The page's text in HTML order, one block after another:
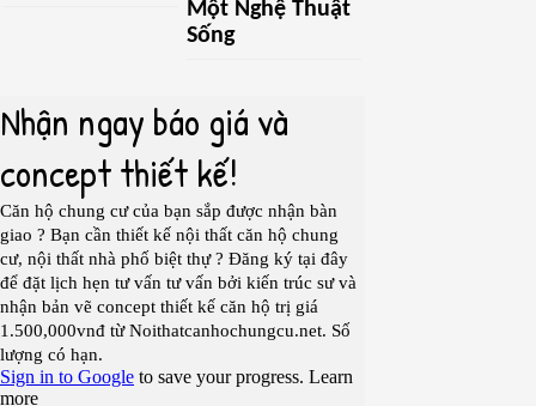
Một Nghệ Thuật
Sống